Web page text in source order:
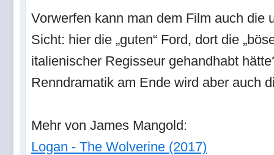
Vorwerfen kann man dem Film auch die
Sicht: hier die „guten“ Ford, dort die
italienischer Regisseur gehandhabt
Renndramatik am Ende wird aber auch
Mehr von James Mangold:
Logan - The Wolverine (2017)